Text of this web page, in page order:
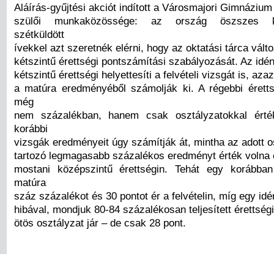
Aláírás-gyűjtési akciót indított a Városmajori Gimnázium
szülői munkaközössége: az ország öszszes
szétküldött
ívekkel azt szeretnék elérni, hogy az oktatási tárca
kétszintű érettségi pontszámítási szabályozását. Az
kétszintű érettségi helyettesíti a felvételi vizsgát is,
a matúra eredményéből számolják ki. A régebbi
még
nem százalékban, hanem csak osztályzatokkal
korábbi
vizsgák eredményeit úgy számítják át, mintha az adott
tartozó legmagasabb százalékos eredményt érték volna
mostani középszintű érettségin. Tehát egy
matúra
száz százalékot és 30 pontot ér a felvételin, míg egy
hibával, mondjuk 80-84 százalékosan teljesített
ötös osztályzat jár – de csak 28 pont.